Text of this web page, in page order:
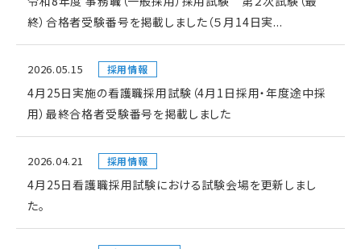
終）合格者受験番号を掲載しました（５月14日実...
2026.05.15 採用情報
4月25日実施の看護職採用試験（4月1日採用・年度途中採
用）最終合格者受験番号を掲載しました
2026.04.21 採用情報
4月25日看護職採用試験における試験会場を更新しまし
た。